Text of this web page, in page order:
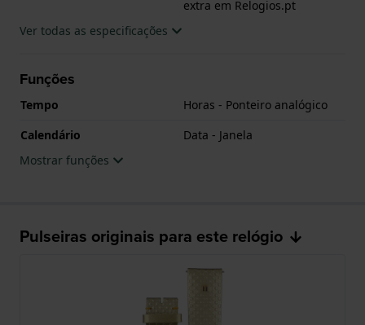
extra em Relogios.pt
Ver todas as especificações
Funções
Tempo
Horas - Ponteiro analógico
Calendário
Data - Janela
Mostrar funções
Pulseiras originais para este relógio